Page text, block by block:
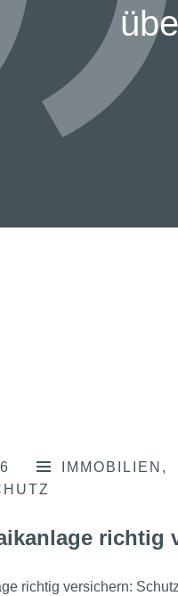
IMMOBILIEN
richtig
richtig versichern: